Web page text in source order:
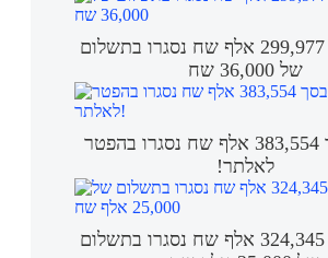
חובות בסך 299,977 אלף שח נסגרו בתשלום
של 36,000 שח
חובות בסך 383,554 אלף שח נסגרו בהפטר
לאלתר!
חובות בסך 324,345 אלף שח נסגרו בתשלום